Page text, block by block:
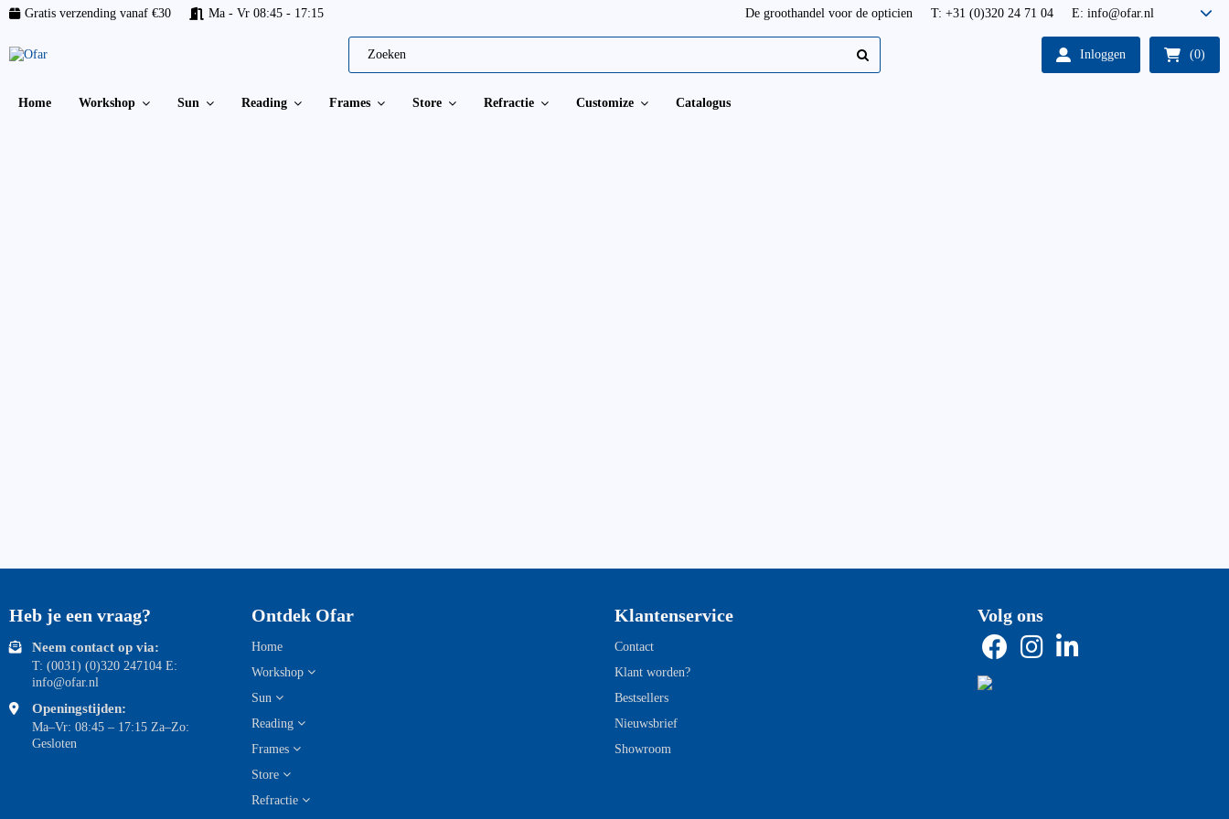
Gratis verzending vanaf €30 Ma - Vr 08:45 - 17:15 De groothandel voor de opticien T: +31 (0)320 24 71 04 E: info@ofar.nl
Inloggen (0)
Home Workshop Sun Reading Frames Store Refractie Customize Catalogus
Heb je een vraag?
Neem contact op via:
T: (0031) (0)320 247104 E:
info@ofar.nl
Openingstijden:
Ma–Vr: 08:45 – 17:15 Za–Zo:
Gesloten
Ontdek Ofar
Home
Workshop
Sun
Reading
Frames
Store
Refractie
Klantenservice
Contact
Klant worden?
Bestsellers
Nieuwsbrief
Showroom
Volg ons